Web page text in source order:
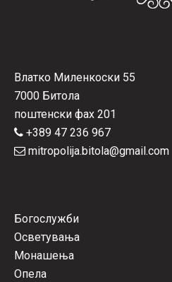
Влатко Миленкоски 55
7000 Битола
поштенски фах 201
+389 47 236 967
mitropolija.bitola@gmail.com
Богослужби
Осветувања
Монашења
Опела